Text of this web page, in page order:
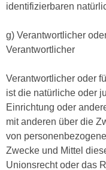
identifizierbaren
g) Verantwortlicher
Verantwortlicher
Verantwortlicher oder
ist die natürliche oder
Einrichtung oder
mit anderen über die
von
Zwecke und Mittel
Unionsrecht oder das